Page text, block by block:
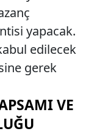
yapacak.
edilecek
gerek
VE